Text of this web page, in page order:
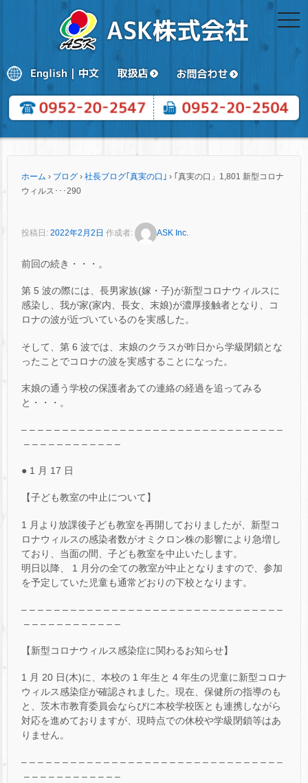
ホーム › ブログ › 社長ブログ｢真実の口｣ › ｢真実の口」1,801 新型コロナ
ウィルス･･･290
投稿日: 2022年2月2日 作成者: ASK Inc.
前回の続き・・・。
第 5 波の際には、長男家族(嫁・子)が新型コロナウィルスに
感染し、我が家(家内、長女、末娘)が濃厚接触者となり、コ
ロナの波が近づいているのを実感した。
そして、第 6 波では、末娘のクラスが昨日から学級閉鎖とな
ったことでコロナの波を実感することになった。
末娘の通う学校の保護者あての連絡の経過を追ってみる
と・・・。
– – – – – – – – – – – – – – – – – – – – – – – – – – – – – – – –
– – – – – – – – – – – –
● 1 月 17 日
【子ども教室の中止について】
1 月より放課後子ども教室を再開しておりましたが、新型コ
ロナウィルスの感染者数がオミクロン株の影響により急増し
ており、当面の間、子ども教室を中止いたします。
明日以降、 1 月分の全ての教室が中止となりますので、参加
を予定していた児童も通常どおりの下校となります。
– – – – – – – – – – – – – – – – – – – – – – – – – – – – – – – –
– – – – – – – – – – – –
【新型コロナウィルス感染症に関わるお知らせ】
1 月 20 日(木)に、本校の 1 年生と 4 年生の児童に新型コロナ
ウィルス感染症が確認されました。現在、保健所の指導のも
と、茨木市教育委員会ならびに本校学校医とも連携しながら
対応を進めておりますが、現時点での休校や学級閉鎖等はあ
りません。
– – – – – – – – – – – – – – – – – – – – – – – – – – – – – – – –
– – – – – – – – – – – –